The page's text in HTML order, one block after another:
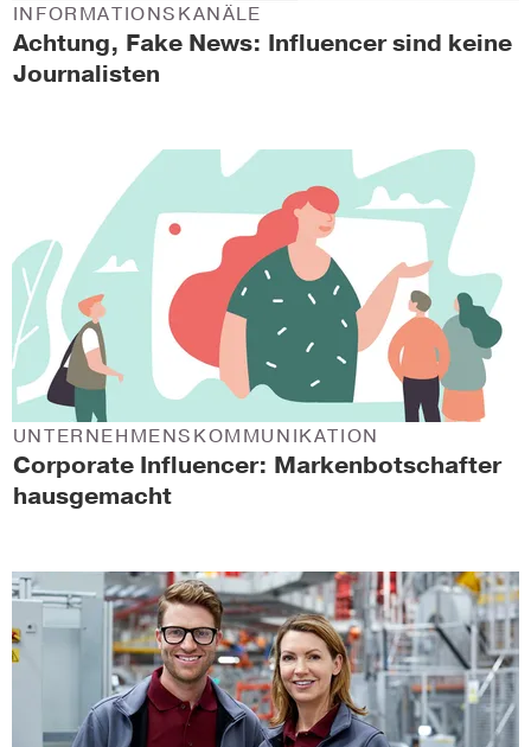
Achtung, Fake News: Influencer sind keine
Journalisten
INFORMATIONSKANÄLE
Corporate Influencer: Markenbotschafter
hausgemacht
UNTERNEHMENSKOMMUNIKATION